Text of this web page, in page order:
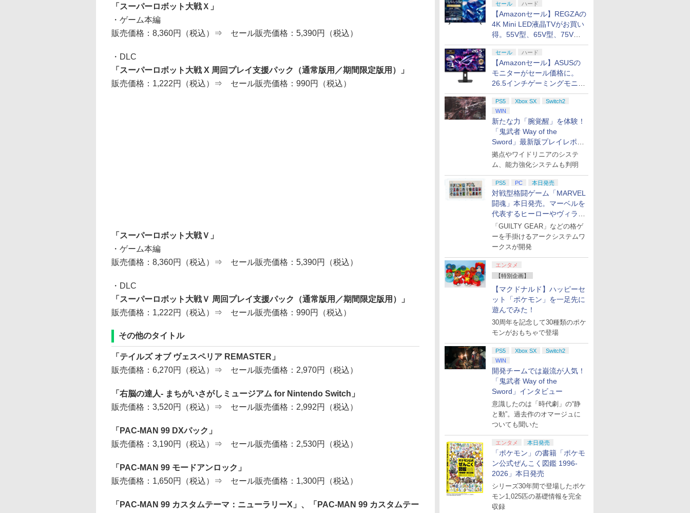
セール ハード
【Amazonセール】REGZAの
4K Mini LED液晶TVがお買い
得。55V型、65V型、75V型
の2026年モデルがラインナ
ップ
セール ハード
【Amazonセール】ASUSの
モニターがセール価格に。
26.5インチゲーミングモニタ
ー「ROG Strix OLED
XG27ACDMS」限定モデルも
お買い得
PS5 Xbox SX
Switch2
WIN
新たな力「腕覚醒」を体験！
「鬼武者 Way of the
Sword」最新版プレイレポー
ト
拠点やワイドリニアのシステ
ム、能力強化システムも判明
PS5 PC 本日発売
対戦型格闘ゲーム「MARVEL
闘魂」本日発売。マーベルを
代表するヒーローやヴィラン
たちが登場
「GUILTY GEAR」などの格ゲ
ーを手掛けるアークシステムワ
ークスが開発
エンタメ
【特別企画】
【マクドナルド】ハッピーセ
ット「ポケモン」を一足先に
遊んでみた！
30周年を記念して30種類のポケ
モンがおもちゃで登場
PS5 Xbox SX
Switch2
WIN
開発チームでは巌流が人気！
「鬼武者 Way of the
Sword」インタビュー
意識したのは「時代劇」の“静
と動”。過去作のオマージュに
ついても聞いた
エンタメ 本日発売
「ポケモン」の書籍「ポケモ
ン公式ぜんこく図鑑 1996-
2026」本日発売
シリーズ30年間で登場したポケ
モン1,025匹の基礎情報を完全
収録
「スーパーロボット大戦Ｘ」
・ゲーム本編
販売価格：8,360円（税込）⇒ セール販売価格：5,390円（税込）
・DLC
「スーパーロボット大戦 X 周回プレイ支援パック（通常版用／期間限定版用）」
販売価格：1,222円（税込）⇒ セール販売価格：990円（税込）
「スーパーロボット大戦Ｖ」
・ゲーム本編
販売価格：8,360円（税込）⇒ セール販売価格：5,390円（税込）
・DLC
「スーパーロボット大戦Ｖ 周回プレイ支援パック（通常版用／期間限定版用）」
販売価格：1,222円（税込）⇒ セール販売価格：990円（税込）
その他のタイトル
「テイルズ オブ ヴェスペリア REMASTER」
販売価格：6,270円（税込）⇒ セール販売価格：2,970円（税込）
「右脳の達人- まちがいさがしミュージアム for Nintendo Switch」
販売価格：3,520円（税込）⇒ セール販売価格：2,992円（税込）
「PAC-MAN 99 DXパック」
販売価格：3,190円（税込）⇒ セール販売価格：2,530円（税込）
「PAC-MAN 99 モードアンロック」
販売価格：1,650円（税込）⇒ セール販売価格：1,300円（税込）
「PAC-MAN 99 カスタムテーマ：ニューラリーX」、「PAC-MAN 99 カスタムテー